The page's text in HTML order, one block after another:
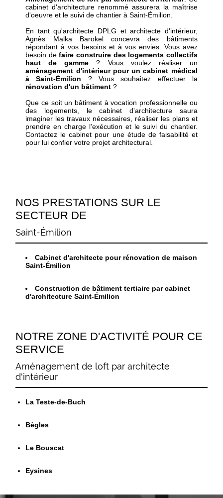
cabinet d'architecture renommé assurera la maîtrise
d'oeuvre et le suivi de chantier à Saint-Émilion.
En tant qu'architecte DPLG et architecte d'intérieur,
Agnès Malka Barokel concevra des bâtiments
répondant à vos besoins et à vos envies. Vous avez
besoin defaire construire des logements collectifs
haut de gamme ? Vous voulez réaliser un
aménagement d'intérieur pour un cabinet médical
à Saint-Émilion ? Vous souhaitez effectuer la
rénovation d'un bâtiment ?
Que ce soit un bâtiment à vocation professionnelle ou
des logements, le cabinet d'architecture saura
imaginer les travaux nécessaires, réaliser les plans et
prendre en charge l'exécution et le suivi du chantier.
Contactez le cabinet pour une étude de faisabilité et
pour lui confier votre projet architectural.
NOS PRESTATIONS SUR LE
SECTEUR DE
Saint-Émilion
Cabinet d'architecte pour rénovation de maison
Saint-Émilion
Construction de bâtiment tertiaire par cabinet
d'architecture Saint-Émilion
NOTRE ZONE D'ACTIVITÉ POUR CE
SERVICE
Aménagement de loft par architecte
d'intérieur
La Teste-de-Buch
Bègles
Le Bouscat
Eysines